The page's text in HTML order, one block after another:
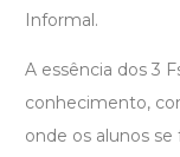
Informal.
A essência dos 3
conhecimento,
onde os alunos